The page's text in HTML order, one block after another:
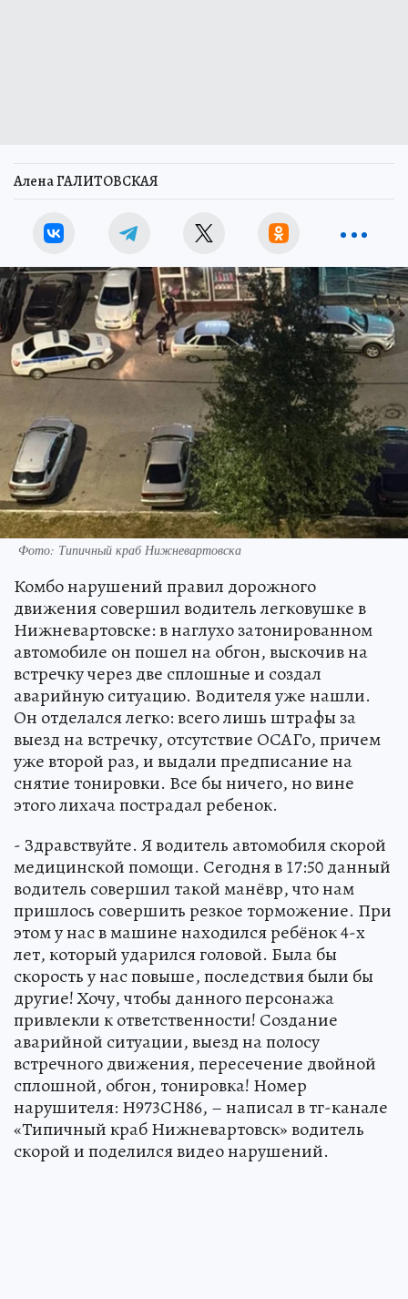
Фото: Типичный краб Нижневартовска
Комбо нарушений правил дорожного
движения совершил водитель легковушке в
Нижневартовске: в наглухо затонированном
автомобиле он пошел на обгон, выскочив на
встречку через две сплошные и создал
аварийную ситуацию. Водителя уже нашли.
Он отделался легко: всего лишь штрафы за
выезд на встречку, отсутствие ОСАГо, причем
уже второй раз, и выдали предписание на
снятие тонировки. Все бы ничего, но вине
этого лихача пострадал ребенок.
- Здравствуйте. Я водитель автомобиля скорой
медицинской помощи. Сегодня в 17:50 данный
водитель совершил такой манёвр, что нам
пришлось совершить резкое торможение. При
этом у нас в машине находился ребёнок 4-х
лет, который ударился головой. Была бы
скорость у нас повыше, последствия были бы
другие! Хочу, чтобы данного персонажа
привлекли к ответственности! Создание
аварийной ситуации, выезд на полосу
встречного движения, пересечение двойной
сплошной, обгон, тонировка! Номер